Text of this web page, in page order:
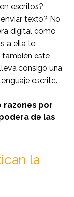
escritos?
texto? No
digital como
a ella te
también este
consigo una
escrito.
razones por
de las
la